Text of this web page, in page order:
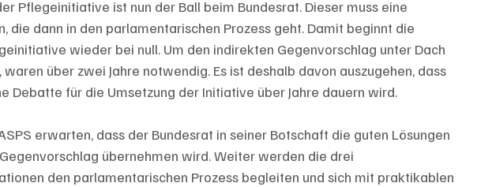
Pflegeinitiative ist nun der Ball beim Bundesrat. Dieser muss eine
die dann in den parlamentarischen Prozess geht. Damit beginnt die
wieder bei null. Um den indirekten Gegenvorschlag unter Dach
waren über zwei Jahre notwendig. Es ist deshalb davon auszugehen, dass
Debatte für die Umsetzung der Initiative über Jahre dauern wird.
erwarten, dass der Bundesrat in seiner Botschaft die guten Lösungen
übernehmen wird. Weiter werden die drei
den parlamentarischen Prozess begleiten und sich mit praktikablen